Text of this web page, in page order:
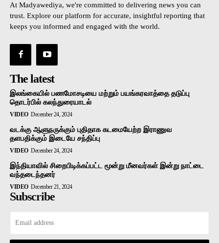
At Madyawediya, we're committed to delivering news you can
trust. Explore our platform for accurate, insightful reporting that
keeps you informed and engaged with the world.
The latest
இலங்கையில் பணமோசடியை மற்றும் பயங்கரவாத்தை தடுப்பு
தொடர்பில் கலந்துரையாடல்
VIDEO December 24, 2024
வடக்கு ஆளுநருக்கும் புதிதாக கடமையேற்ற இராணுவ
தளபதிக்கும் இடையே சந்திப்பு
VIDEO December 24, 2024
இந்தியாவில் சிறைபிடிக்கப்பட்ட மூன்று மீனவர்கள் இன்று நாட்டை
வந்தடைந்தனர்
VIDEO December 21, 2024
Subscribe